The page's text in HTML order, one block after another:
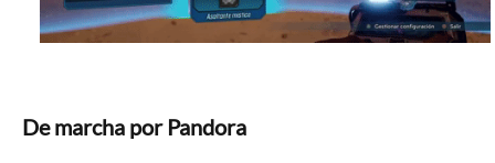
De marcha por Pandora